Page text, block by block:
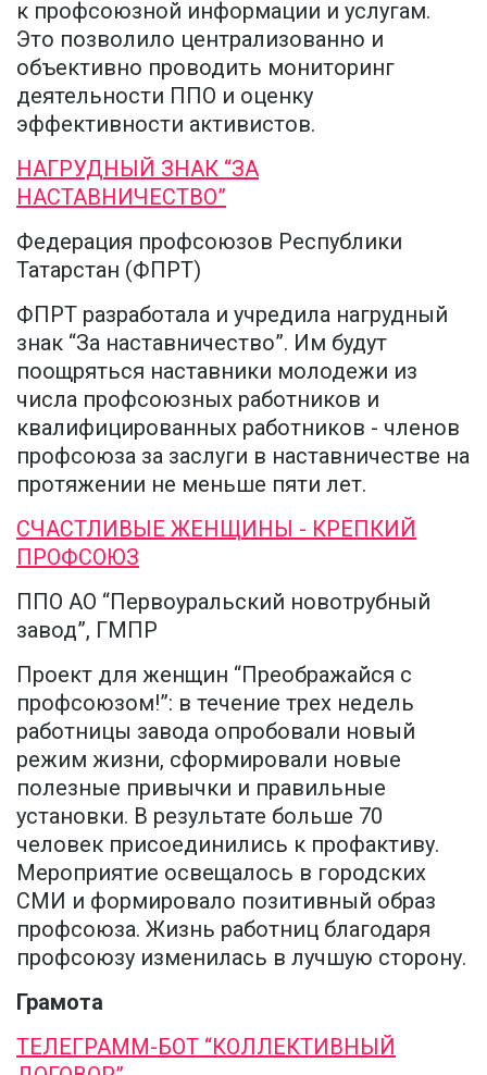
к профсоюзной информации и услугам.
Это позволило централизованно и
объективно проводить мониторинг
деятельности ППО и оценку
эффективности активистов.
НАГРУДНЫЙ ЗНАК “ЗА
НАСТАВНИЧЕСТВО”
Федерация профсоюзов Республики
Татарстан (ФПРТ)
ФПРТ разработала и учредила нагрудный
знак “За наставничество”. Им будут
поощряться наставники молодежи из
числа профсоюзных работников и
квалифицированных работников - членов
профсоюза за заслуги в наставничестве на
протяжении не меньше пяти лет.
СЧАСТЛИВЫЕ ЖЕНЩИНЫ - КРЕПКИЙ
ПРОФСОЮЗ
ППО АО “Первоуральский новотрубный
завод”, ГМПР
Проект для женщин “Преображайся с
профсоюзом!”: в течение трех недель
работницы завода опробовали новый
режим жизни, сформировали новые
полезные привычки и правильные
установки. В результате больше 70
человек присоединились к профактиву.
Мероприятие освещалось в городских
СМИ и формировало позитивный образ
профсоюза. Жизнь работниц благодаря
профсоюзу изменилась в лучшую сторону.
Грамота
ТЕЛЕГРАММ-БОТ “КОЛЛЕКТИВНЫЙ